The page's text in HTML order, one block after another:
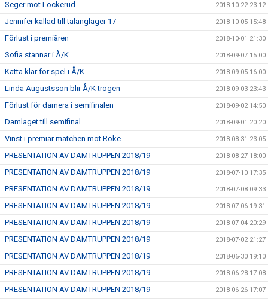
Seger mot Lockerud 2018-10-22 23:12
Jennifer kallad till talangläger 17 2018-10-05 15:48
Förlust i premiären 2018-10-01 21:30
Sofia stannar i Å/K 2018-09-07 15:00
Katta klar för spel i Å/K 2018-09-05 16:00
Linda Augustsson blir Å/K trogen 2018-09-03 23:43
Förlust för damera i semifinalen 2018-09-02 14:50
Damlaget till semifinal 2018-09-01 20:20
Vinst i premiär matchen mot Röke 2018-08-31 23:05
PRESENTATION AV DAMTRUPPEN 2018/19 2018-08-27 18:00
PRESENTATION AV DAMTRUPPEN 2018/19 2018-07-10 17:35
PRESENTATION AV DAMTRUPPEN 2018/19 2018-07-08 09:33
PRESENTATION AV DAMTRUPPEN 2018/19 2018-07-06 19:31
PRESENTATION AV DAMTRUPPEN 2018/19 2018-07-04 20:29
PRESENTATION AV DAMTRUPPEN 2018/19 2018-07-02 21:27
PRESENTATION AV DAMTRUPPEN 2018/19 2018-06-30 19:10
PRESENTATION AV DAMTRUPPEN 2018/19 2018-06-28 17:08
PRESENTATION AV DAMTRUPPEN 2018/19 2018-06-26 17:07